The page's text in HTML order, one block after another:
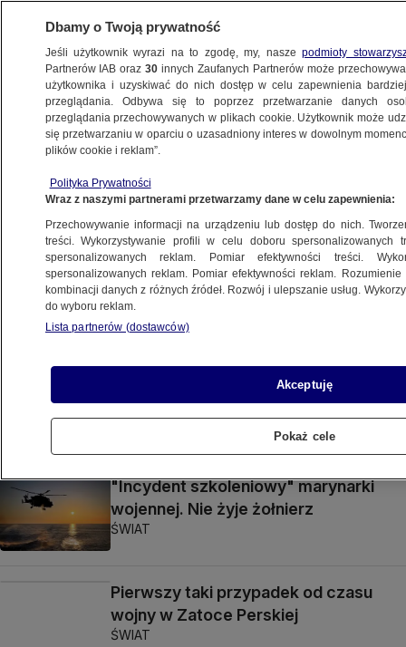
ROYAL NAVY
Śmigłowiec rozbił się w czasie
ćwiczeń, trzy osoby nie żyją
ŚWIAT
Rosyjska korweta rakietowa
u wybrzeży Anglii. Reakcja królewskiej
marynarki
ŚWIAT
Płonie brytyjska stocznia produkująca
atomowe okręty podwodne
ŚWIAT
"Incydent szkoleniowy" marynarki
wojennej. Nie żyje żołnierz
ŚWIAT
Pierwszy taki przypadek od czasu
wojny w Zatoce Perskiej
ŚWIAT
Dbamy o Twoją prywatność
Jeśli użytkownik wyrazi na to zgodę, my, naszepodmioty
Partnerów IAB oraz30 innych Zaufanych Partnerów może
użytkownika i uzyskiwać do nich dostęp w celu zapewnienia
przeglądania. Odbywa się to poprzez przetwarzanie danych
przeglądania przechowywanych w plikach cookie. Użytkownik może
się przetwarzaniu w oparciu o uzasadniony interes w dowolnym
plików cookie i reklam”.
Polityka Prywatności
Wraz z naszymi partnerami przetwarzamy dane w celu zapewnienia:
Przechowywanie informacji na urządzeniu lub dostęp do nich.
treści. Wykorzystywanie profili w celu doboru spersonalizowanych
spersonalizowanych reklam. Pomiar efektywności treści.
spersonalizowanych reklam. Pomiar efektywności reklam.
kombinacji danych z różnych źródeł. Rozwój i ulepszanie usług.
do wyboru reklam.
Lista partnerów (dostawców)
Akceptuję
Pokaż cele